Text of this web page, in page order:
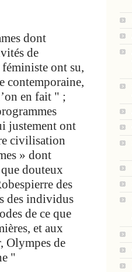
dont
de
féministe ont su,
contemporaine,
en fait " ;
justement ont
civilisation
» dont
douteux
des
des individus
de ce que
et aux
Olympes de
"